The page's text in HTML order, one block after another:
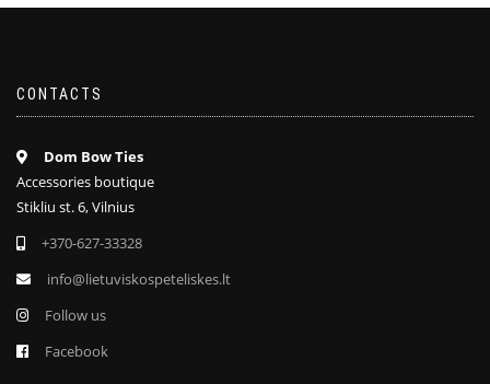
CONTACTS
Dom Bow Ties
Accessories boutique
Stikliu st. 6, Vilnius
+370-627-33328
info@lietuviskospeteliskes.lt
Follow us
Facebook